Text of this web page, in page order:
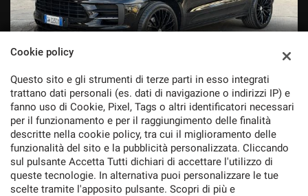
PORSCHE Macan
2.0
42.000 €
2020 Benzina 108.246 5
Cookie policy
Questo sito e gli strumenti di terze parti in esso integrati
trattano dati personali (es. dati di navigazione o indirizzi IP) e
fanno uso di Cookie, Pixel, Tags o altri identificatori necessari
per il funzionamento e per il raggiungimento delle finalità
descritte nella cookie policy, tra cui il miglioramento delle
funzionalità del sito e la pubblicità personalizzata. Cliccando
sul pulsante Accetta Tutti dichiari di accettare l'utilizzo di
queste tecnologie. In alternativa puoi personalizzare le tue
scelte tramite l'apposito pulsante. Scopri di più e